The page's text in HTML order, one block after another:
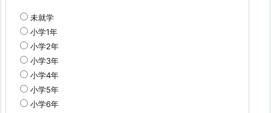
未就学
小学1年
小学2年
小学3年
小学4年
小学5年
小学6年